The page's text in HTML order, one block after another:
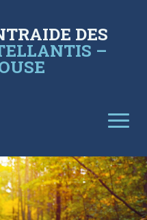
DES
–